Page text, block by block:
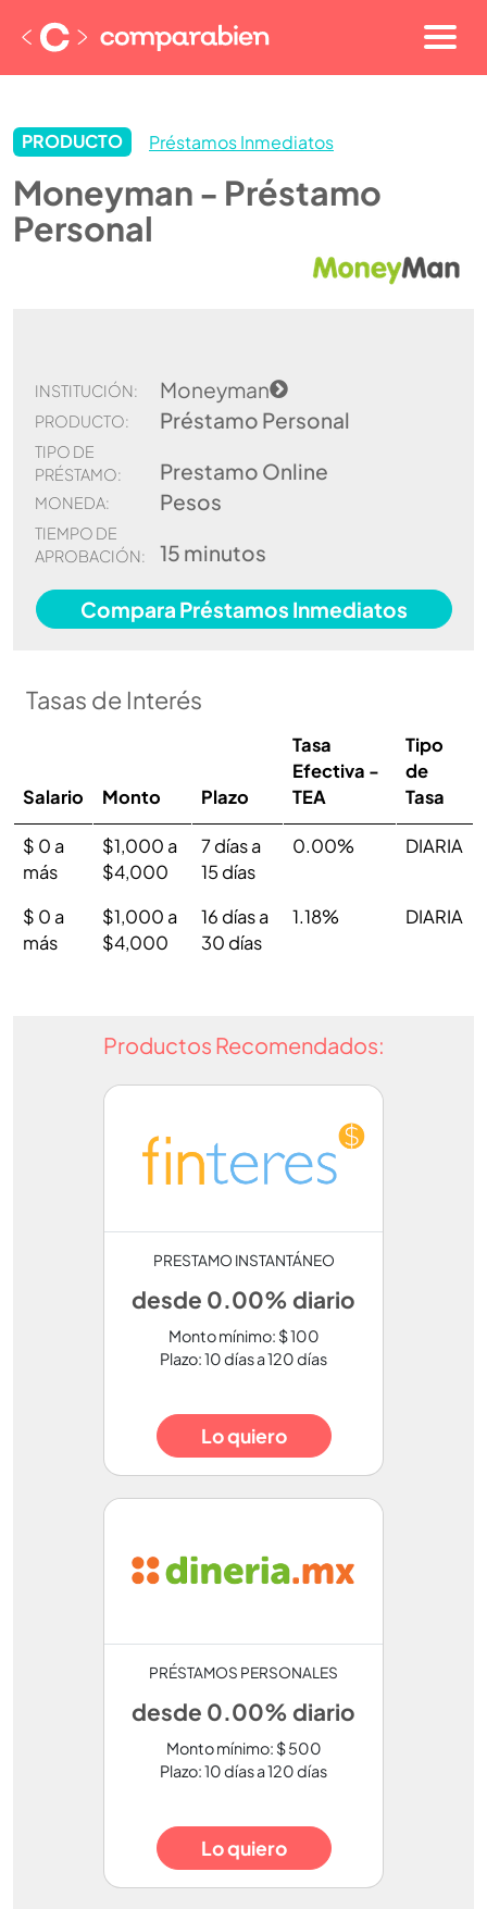
PRODUCTO Préstamos Inmediatos
Moneyman - Préstamo
Personal
INSTITUCIÓN: Moneyman
PRODUCTO: Préstamo Personal
TIPO DE
PRÉSTAMO:
Prestamo Online
MONEDA: Pesos
TIEMPO DE
APROBACIÓN:
15 minutos
Compara Préstamos Inmediatos
Tasas de Interés
Salario Monto Plazo
Tasa
Efectiva -
TEA
Tipo
de
Tasa
$ 0 a
más
$1,000 a
$4,000
7 días a
15 días
0.00% DIARIA
$ 0 a
más
$1,000 a
$4,000
16 días a
30 días
1.18% DIARIA
Productos Recomendados:
PRESTAMO INSTANTÁNEO
desde 0.00% diario
Monto mínimo: $ 100
Plazo: 10 días a 120 días
Lo quiero
PRÉSTAMOS PERSONALES
desde 0.00% diario
Monto mínimo: $ 500
Plazo: 10 días a 120 días
Lo quiero